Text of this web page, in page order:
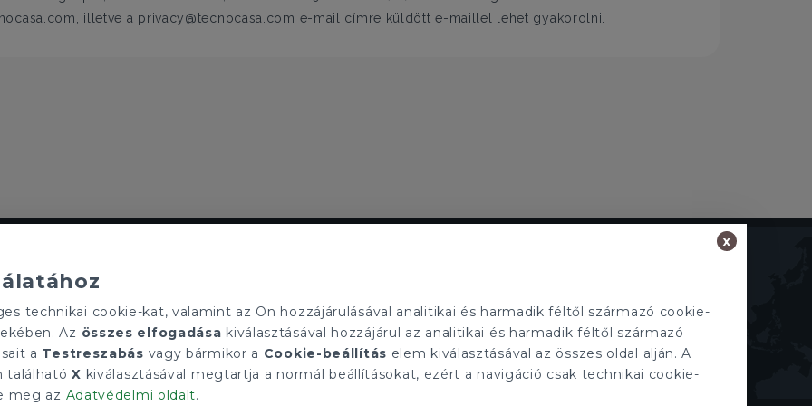
illetve a privacy@tecnocasa.com e-mail címre küldött e-maillel lehet gyakorolni.
1068 Budapest, Király utca 102
+36 1 352 1900
info@tecnocasa.hu
Tunézia,Thaiföld,San Marino
technikai cookie-kat, valamint az Ön hozzájárulásával analitikai és harmadik féltől származó cookie-
Az összes elfogadása kiválasztásával hozzájárul az analitikai és harmadik féltől származó
a Testreszabás vagy bármikor a Cookie-beállítás elem kiválasztásával az összes oldal alján. A
találhatóX kiválasztásával megtartja a normál beállításokat, ezért a navigáció csak technikai cookie-
meg az Adatvédelmi oldalt.
x